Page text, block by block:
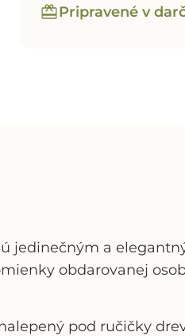
Pripravené v
jedinečným a
obdarovanej
pod ručičky